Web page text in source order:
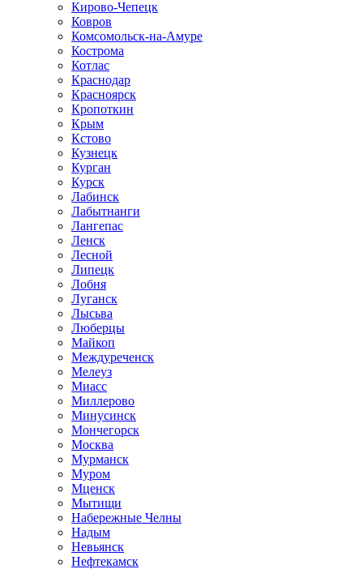
Кирово-Чепецк
Ковров
Комсомольск-на-Амуре
Кострома
Котлас
Краснодар
Красноярск
Кропоткин
Крым
Кстово
Кузнецк
Курган
Курск
Лабинск
Лабытнанги
Лангепас
Ленск
Лесной
Липецк
Лобня
Луганск
Лысьва
Люберцы
Майкоп
Междуреченск
Мелеуз
Миасс
Миллерово
Минусинск
Мончегорск
Москва
Мурманск
Муром
Мценск
Мытищи
Набережные Челны
Надым
Невьянск
Нефтекамск